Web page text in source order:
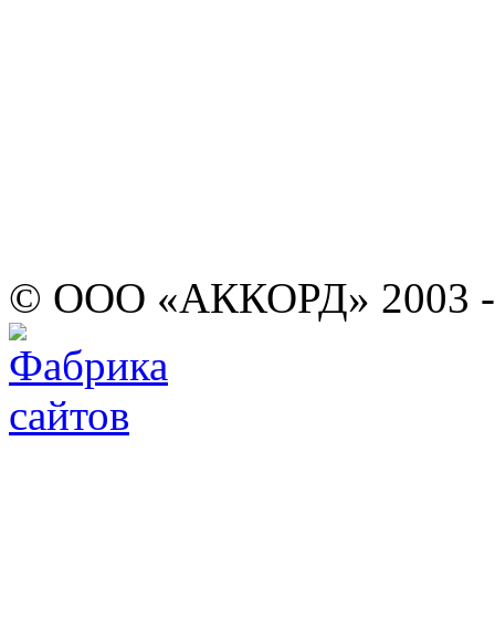
© ООО «АККОРД» 2003 -